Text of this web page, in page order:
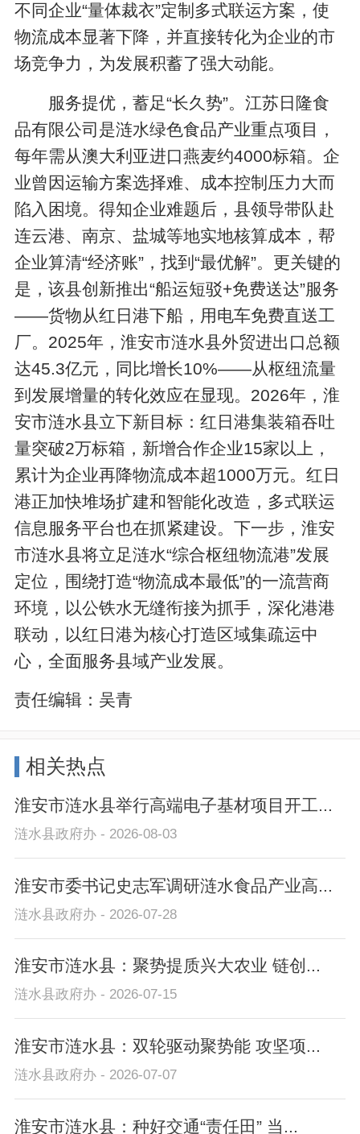
不同企业“量体裁衣”定制多式联运方案，使
物流成本显著下降，并直接转化为企业的市
场竞争力，为发展积蓄了强大动能。
服务提优，蓄足“长久势”。江苏日隆食
品有限公司是涟水绿色食品产业重点项目，
每年需从澳大利亚进口燕麦约4000标箱。企
业曾因运输方案选择难、成本控制压力大而
陷入困境。得知企业难题后，县领导带队赴
连云港、南京、盐城等地实地核算成本，帮
企业算清“经济账”，找到“最优解”。更关键的
是，该县创新推出“船运短驳+免费送达”服务
——货物从红日港下船，用电车免费直送工
厂。2025年，淮安市涟水县外贸进出口总额
达45.3亿元，同比增长10%——从枢纽流量
到发展增量的转化效应在显现。2026年，淮
安市涟水县立下新目标：红日港集装箱吞吐
量突破2万标箱，新增合作企业15家以上，
累计为企业再降物流成本超1000万元。红日
港正加快堆场扩建和智能化改造，多式联运
信息服务平台也在抓紧建设。下一步，淮安
市涟水县将立足涟水“综合枢纽物流港”发展
定位，围绕打造“物流成本最低”的一流营商
环境，以公铁水无缝衔接为抓手，深化港港
联动，以红日港为核心打造区域集疏运中
心，全面服务县域产业发展。
责任编辑： 吴青
相关热点
淮安市涟水县举行高端电子基材项目开工...
涟水县政府办 - 2026-08-03
淮安市委书记史志军调研涟水食品产业高...
涟水县政府办 - 2026-07-28
淮安市涟水县：聚势提质兴大农业 链创...
涟水县政府办 - 2026-07-15
淮安市涟水县：双轮驱动聚势能 攻坚项...
涟水县政府办 - 2026-07-07
淮安市涟水县：种好交通“责任田” 当...